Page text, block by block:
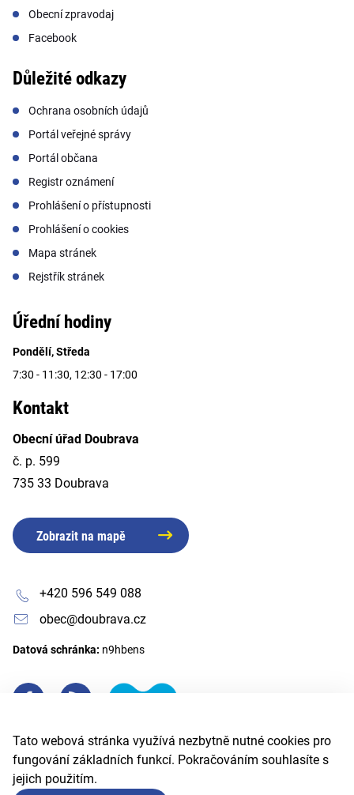
Tato webová stránka využívá nezbytně nutné cookies pro
fungování základních funkcí. Pokračováním souhlasíte s
jejich použitím.
Obecní zpravodaj
Facebook
Důležité odkazy
Ochrana osobních údajů
Portál veřejné správy
Portál občana
Registr oznámení
Prohlášení o přístupnosti
Prohlášení o cookies
Mapa stránek
Rejstřík stránek
Úřední hodiny
Pondělí, Středa
7:30 - 11:30, 12:30 - 17:00
Kontakt
Obecní úřad Doubrava
č. p. 599
735 33 Doubrava
Zobrazit na mapě
+420 596 549 088
obec@doubrava.cz
Datová schránka: n9hbens